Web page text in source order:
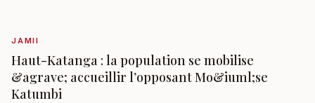
JAMII
Haut-Katanga : la population se mobilise
&agrave; accueillir l’opposant Mo&iuml;se
Katumbi